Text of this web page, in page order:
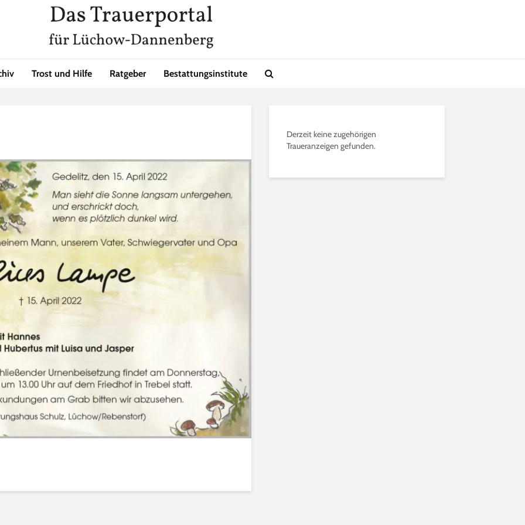
Trost und Hilfe Ratgeber Bestattungsinstitute
Derzeit keine zugehörigen
Traueranzeigen gefunden.